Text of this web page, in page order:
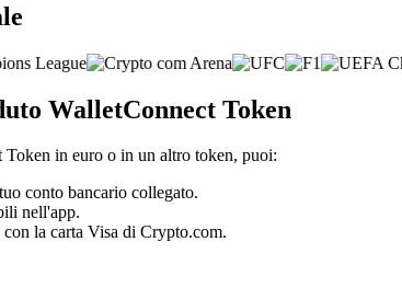
WalletConnect Token
in euro o in un altro token, puoi:
conto bancario collegato.
nell'app.
la carta Visa di Crypto.com.